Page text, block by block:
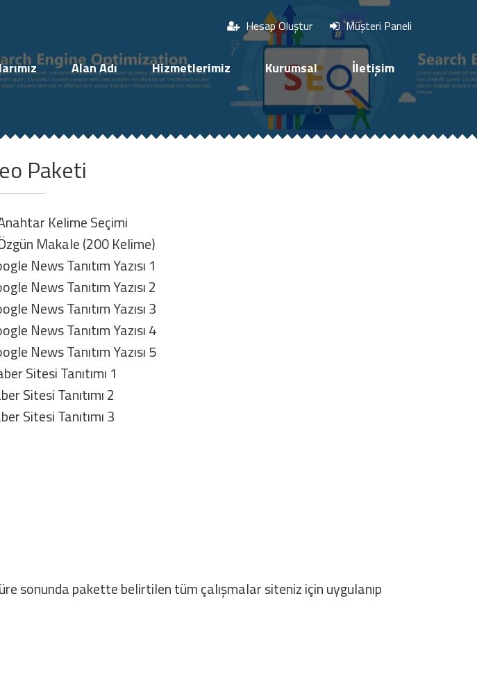
Müşteri Paneli
Hesap Oluştur
Alan Adı Hizmetlerimiz Kurumsal İletişim
Paketi
Kelime Seçimi
Makale (200 Kelime)
News Tanıtım Yazısı 1
News Tanıtım Yazısı 2
News Tanıtım Yazısı 3
News Tanıtım Yazısı 4
News Tanıtım Yazısı 5
Sitesi Tanıtımı 1
Sitesi Tanıtımı 2
Sitesi Tanıtımı 3
sonunda pakette belirtilen tüm çalışmalar siteniz için uygulanıp
Paneli
Yap
Yok mu?
Oluştur!